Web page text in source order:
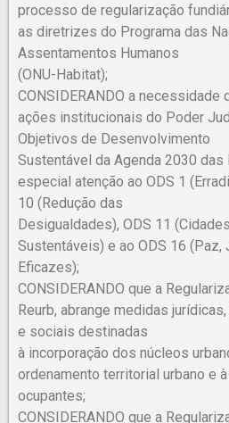
processo de regularização
as diretrizes do Programa das
Assentamentos Humanos
(ONU-Habitat);
CONSIDERANDO a necessidade
ações institucionais do Poder
Objetivos de Desenvolvimento
Sustentável da Agenda 2030 das
especial atenção ao ODS 1
10 (Redução das
Desigualdades), ODS 11
Sustentáveis) e ao ODS 16
Eficazes);
CONSIDERANDO que a
Reurb, abrange medidas
e sociais destinadas
à incorporação dos núcleos
ordenamento territorial urbano e
ocupantes;
CONSIDERANDO que a